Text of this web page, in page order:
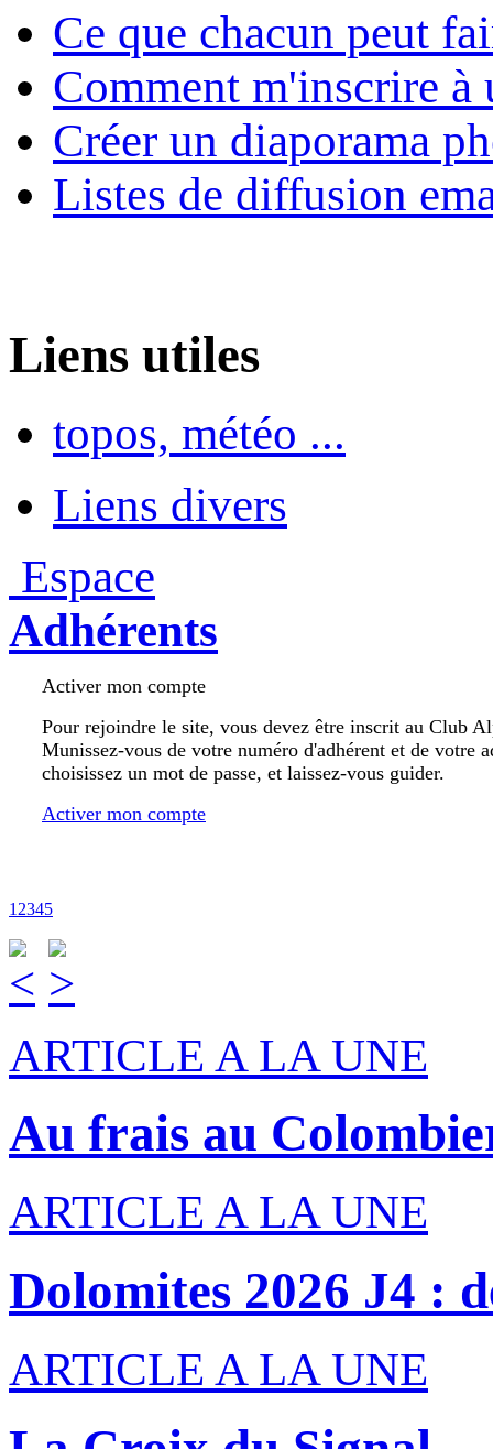
Ce que chacun peut
Comment m'inscrire à
Créer un diaporama
Listes de diffusion
Liens utiles
topos, météo ...
Liens divers
Espace
Adhérents
Activer mon compte
Pour rejoindre le site, vous devez être inscrit au Club
Munissez-vous de votre numéro d'adhérent et de votre
choisissez un mot de passe, et laissez-vous guider.
Activer mon compte
1 2345
ARTICLE A LA UNE
Au frais au
ARTICLE A LA UNE
Dolomites 2026 J4 :
ARTICLE A LA UNE